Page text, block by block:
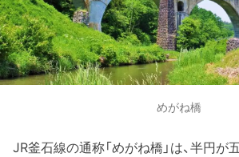
めがね橋
JR釜石線の通称「めがね橋」は、半円が